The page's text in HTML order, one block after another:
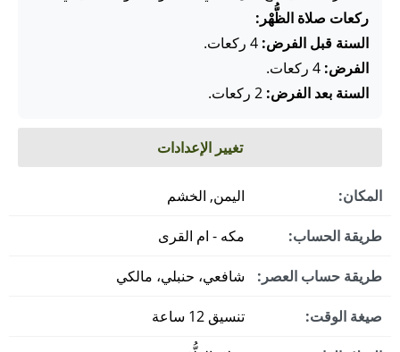
ركعات صلاة الظُّهْر:
السنة قبل الفرض:
الفرض:
السنة بعد الفرض:
تغيير الإعدادات
المكان: اليمن, الخشم
طريقة الحساب: مكه - ام القرى
طريقة حساب العصر: شافعي، حنبلي، مالكي
صيغة الوقت: تنسيق 12 ساعة